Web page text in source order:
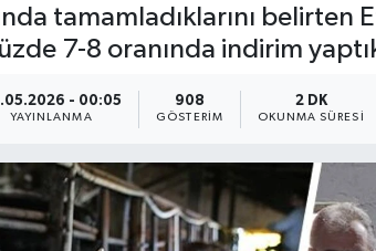
tamamladıklarını
7-8 oranında indirim
- 00:05
YAYINLANMA
908
GÖSTERIM
2 DK
OKUNMA SÜRESI